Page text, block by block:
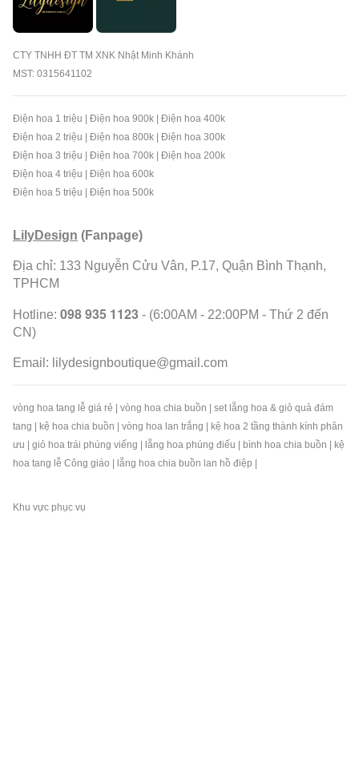
CTY TNHH ĐT TM XNK Nhật Minh Khánh
MST: 0315641102
Điện hoa 1 triệu Điện hoa 900k
Điện hoa 400k
Điện hoa 2 triệu
Điện hoa 800k
Điện hoa 300k
Điện hoa 3 triệu
Điện hoa 700k
Điện hoa 200k
Điện hoa 4 triệu
Điện hoa 600k
Điện hoa 5 triệu
Điện hoa 500k
LilyDesign (Fanpage)
Địa chỉ: 133 Nguyễn Cửu Vân, P.17, Quận Bình Thạnh,
TPHCM
Hotline: 098 935 1123 - (6:00AM - 22:00PM - Thứ 2 đến
CN)
Email: lilydesignboutique@gmail.com
vòng hoa tang lễ giá rẻ vòng hoa chia buồn
set lẵng hoa & giỏ quả đám
tang
kệ hoa chia buồn vòng hoa lan trắng
kệ hoa 2 tầng thành kính phân
ưu
giỏ hoa trái phúng viếng lẵng hoa phúng điếu bình hoa chia buồn
kệ
hoa tang lễ Công giáo
lẵng hoa chia buồn lan hồ điệp
Khu vực phục vụ